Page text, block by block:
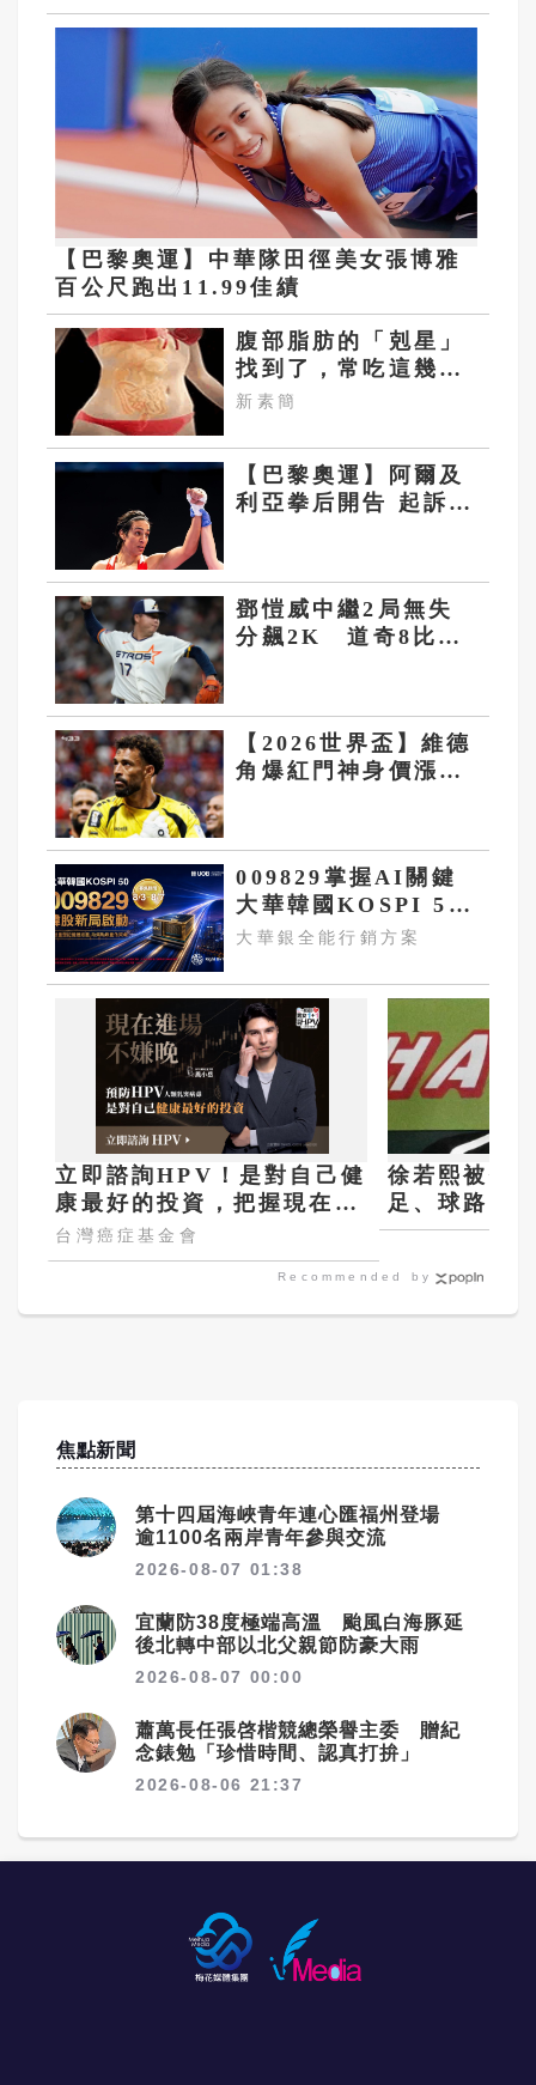
【巴黎奧運】中華隊田徑美女張博雅
百公尺跑出11.99佳績
腹部脂肪的「剋星」
找到了，常吃這幾
物，吃走大肚囊，瘦
新素簡
【巴黎奧運】阿爾及
利亞拳后開告 起訴書
鄧愷威中繼2局無失
分飆2K 道奇8比3
【2026世界盃】維德
角爆紅門神身價漲10
009829掌握AI關鍵
大華韓國KOSPI 50
今強勢開募
大華銀全能行銷方案
立即諮詢HPV！是對自己健
康最好的投資，把握現在不
嫌晚！
台灣癌症基金會
徐若熙被打
足、球路過
題
Recommended by
焦點新聞
第十四屆海峽青年連心匯福州登場
逾1100名兩岸青年參與交流
2026-08-07 01:38
宜蘭防38度極端高溫 颱風白海豚延
後北轉中部以北父親節防豪大雨
2026-08-07 00:00
蕭萬長任張啓楷競總榮譽主委 贈紀
念錶勉「珍惜時間、認真打拚」
2026-08-06 21:37